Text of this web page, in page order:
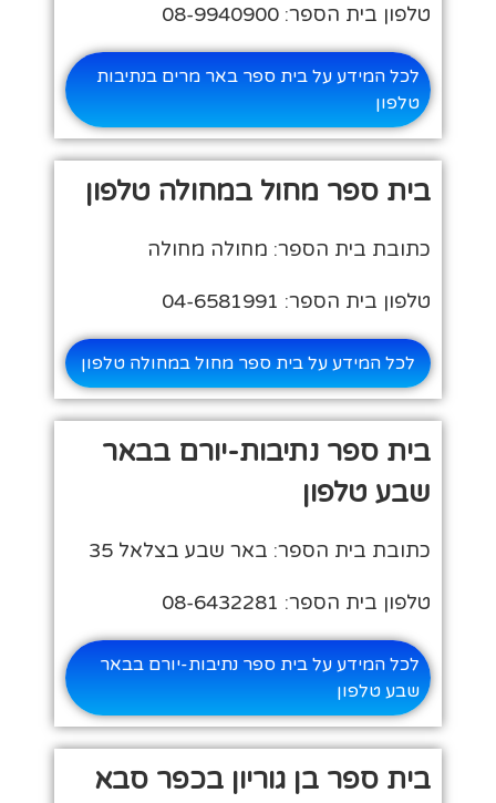
טלפון בית הספר: 08-9940900
לכל המידע על בית ספר באר מרים בנתיבות
טלפון
בית ספר מחול במחולה טלפון
כתובת בית הספר: מחולה מחולה
טלפון בית הספר: 04-6581991
לכל המידע על בית ספר מחול במחולה טלפון
בית ספר נתיבות-יורם בבאר
שבע טלפון
כתובת בית הספר: באר שבע בצלאל 35
טלפון בית הספר: 08-6432281
לכל המידע על בית ספר נתיבות-יורם בבאר
שבע טלפון
בית ספר בן גוריון בכפר סבא